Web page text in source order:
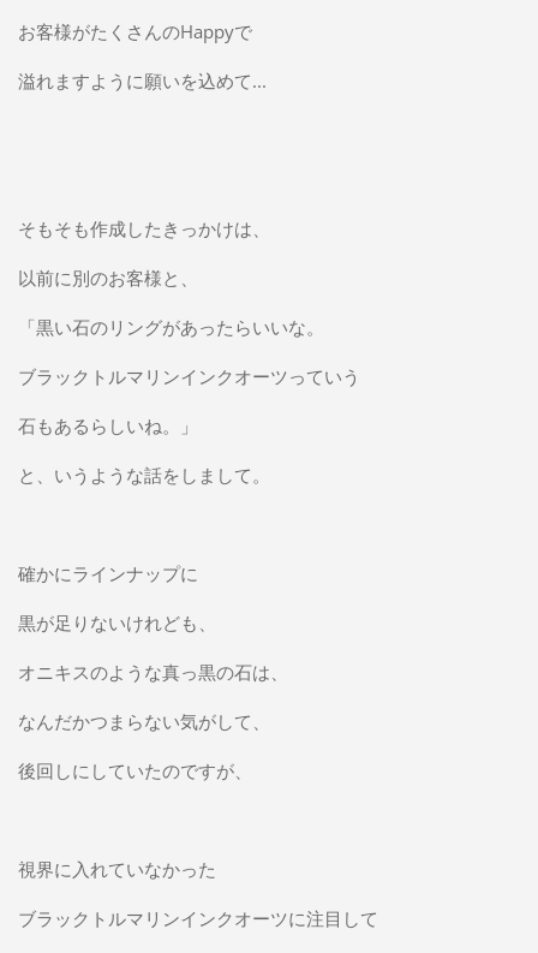
お客様がたくさんのHappyで
溢れますように願いを込めて...
そもそも作成したきっかけは、
以前に別のお客様と、
「黒い石のリングがあったらいいな。
ブラックトルマリンインクオーツっていう
石もあるらしいね。」
と、いうような話をしまして。
確かにラインナップに
黒が足りないけれども、
オニキスのような真っ黒の石は、
なんだかつまらない気がして、
後回しにしていたのですが、
視界に入れていなかった
ブラックトルマリンインクオーツに注目して